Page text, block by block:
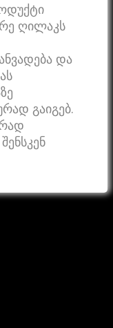
ღილაკს
და
გაიგებ.